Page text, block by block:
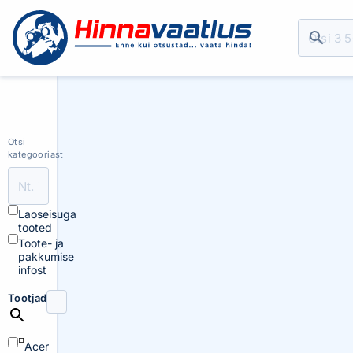
Otsi
kategooriast
Laoseisuga
tooted
Toote- ja
pakkumise
infost
Tootjad
Acer